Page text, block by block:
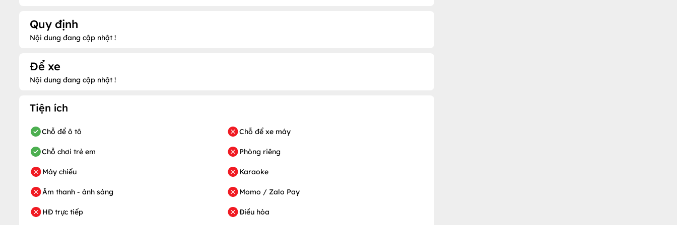
Quy định
Nội dung đang cập nhật !
Để xe
Nội dung đang cập nhật !
Tiện ích
Chỗ để ô tô
Chỗ chơi trẻ em
Máy chiếu
Âm thanh - ánh sáng
HĐ trực tiếp
Chỗ để xe máy
Phòng riêng
Karaoke
Momo / Zalo Pay
Điều hòa